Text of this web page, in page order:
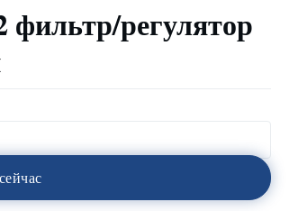
регулятор
сейчас